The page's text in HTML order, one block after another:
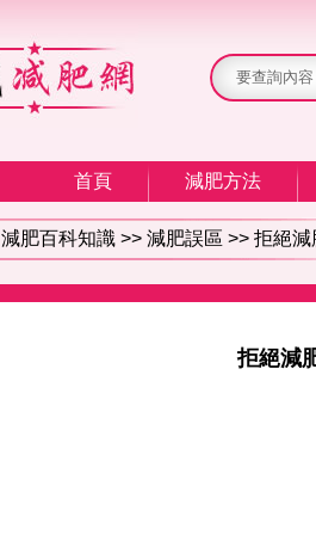
首頁 減肥方法
減肥百科知識 >> 減肥誤區 >> 拒絕
拒絕減